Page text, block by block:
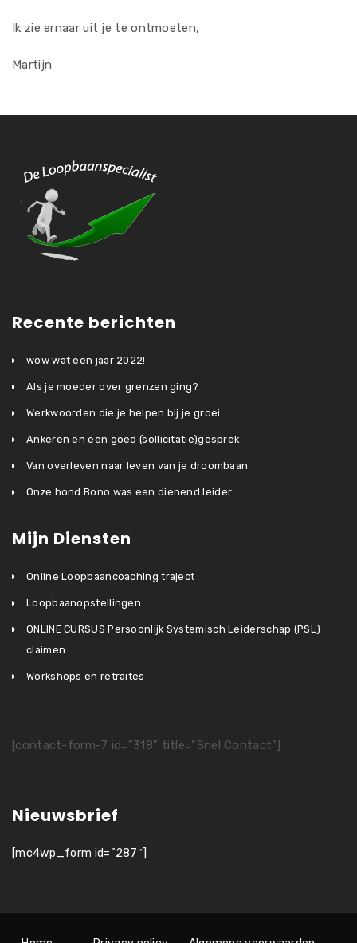
Ik zie ernaar uit je te ontmoeten,
Martijn
Recente berichten
wow wat een jaar 2022!
Als je moeder over grenzen ging?
Werkwoorden die je helpen bij je groei
Ankeren en een goed (sollicitatie)gesprek
Van overleven naar leven van je droombaan
Onze hond Bono was een dienend leider.
Mijn Diensten
Online Loopbaancoaching traject
Loopbaanopstellingen
ONLINE CURSUS Persoonlijk Systemisch Leiderschap (PSL)
claimen
Workshops en retraites
[contact-form-7 id="318" title="Snel Contact"]
Nieuwsbrief
[mc4wp_form id=”287″]